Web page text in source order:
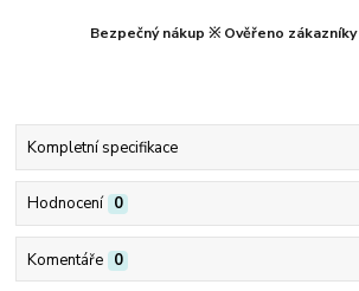
Bezpečný nákup ※ Ověřeno zákazníky
Kompletní specifikace
Hodnocení 0
Komentáře 0